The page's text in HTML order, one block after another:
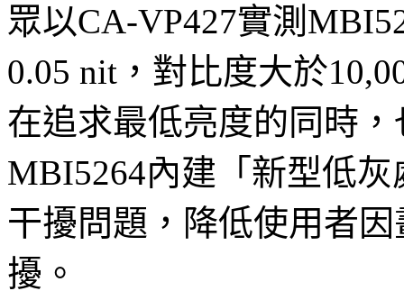
眾以CA-VP427實測
0.05 nit，對比度大於
在追求最低亮度的同時
MBI5264內建「新型低
干擾問題，降低使用者
擾。